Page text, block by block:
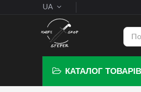
UA
КАТАЛОГ ТОВАРІВ